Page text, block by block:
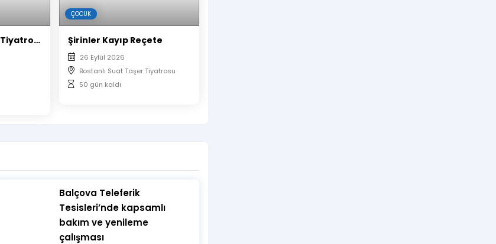
Don Kişot ”Çocuk Tiyatrosu”
ÇOCUK
Şirinler Kayıp Reçete
26 Eylül 2026
Bostanlı Suat Taşer Tiyatrosu
50 gün kaldı
​Balçova Teleferik
Tesisleri’nde kapsamlı
bakım ve yenileme
çalışması